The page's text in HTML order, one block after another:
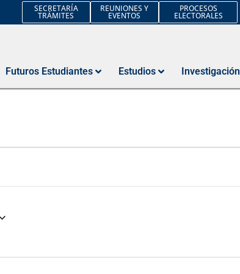
SECRETARÍA
TRÁMITES
REUNIONES Y
EVENTOS
PROCESOS
ELECTORALES
Futuros Estudiantes Estudios Investigación